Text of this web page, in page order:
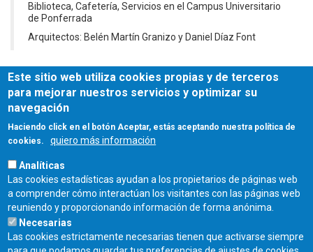
Biblioteca, Cafetería, Servicios en el Campus Universitario
de Ponferrada
Arquitectos: Belén Martín Granizo y Daniel Díaz Font
Premio Ex-aequo:
Consolidación y Adecuación de Accesos, Monasterio de
San Pedro. Montes de Valdueza, Ponferrada (León)
Arquitecto: Eloy Algorri García
Este sitio web utiliza cookies propias y de terceros
para mejorar nuestros servicios y optimizar su
navegación
Haciendo click en el botón Aceptar, estás aceptando nuestra política de
cookies.
quiero más información
Analíticas
Las cookies estadísticas ayudan a los propietarios de páginas web
a comprender cómo interactúan los visitantes con las páginas web
reuniendo y proporcionando información de forma anónima.
Necesarias
Las cookies estrictamente necesarias tienen que activarse siempre